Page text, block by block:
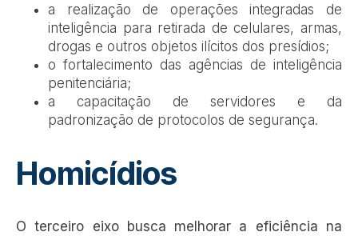
a realização de operações integradas de
inteligência para retirada de celulares, armas,
drogas e outros objetos ilícitos dos presídios;
o fortalecimento das agências de inteligência
penitenciária;
a capacitação de servidores e da
padronização de protocolos de segurança.
Homicídios
O terceiro eixo busca melhorar a eficiência na